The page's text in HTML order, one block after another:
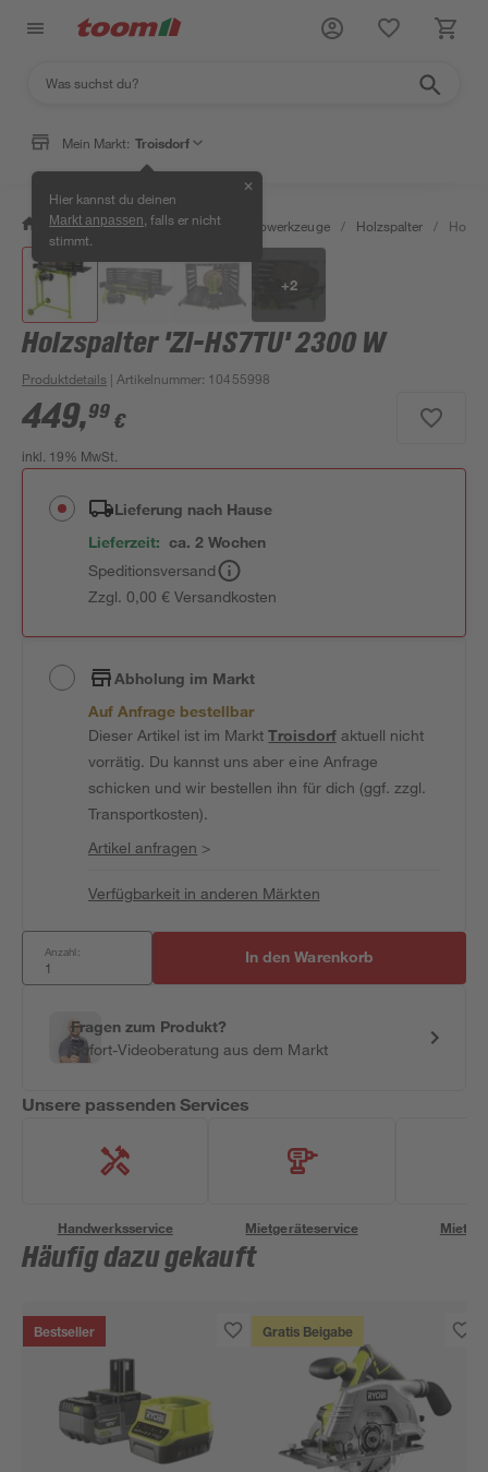
Mein Markt: Troisdorf
Hier kannst du deinen
Markt anpassen , falls er nicht
stimmt.
✕
/ Werkstatt & Maschinen / Elektrowerkzeuge / Holzspalter /
+2
Holzspalter 'ZI-HS7TU' 2300 W
Produktdetails | Artikelnummer: 10455998
449,99 €
inkl. 19% MwSt.
Lieferung nach Hause
Lieferzeit: ca. 2 Wochen
Speditionsversand
Zzgl. 0,00 € Versandkosten
Abholung im Markt
Auf Anfrage bestellbar
Dieser Artikel ist im MarktTroisdorfaktuell nicht
vorrätig. Du kannst uns aber eine Anfrage
schicken und wir bestellen ihn für dich (ggf. zzgl.
Transportkosten).
Artikel anfragen >
Verfügbarkeit in anderen Märkten
Anzahl: In den Warenkorb
Fragen zum Produkt?
Sofort-Videoberatung aus dem Markt
Unsere passenden Services
Handwerksservice Mietgeräteservice
Häufig dazu gekauft
Bestseller Gratis Beigabe